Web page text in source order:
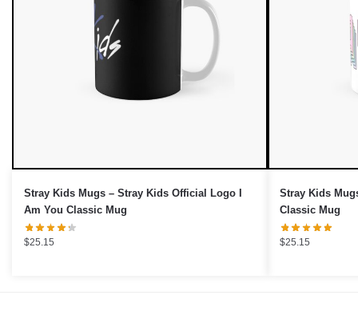
Stray Kids Mugs – Stray Kids Official Logo I
Am You Classic Mug
$25.15
Stray Kids
Classic Mug
$25.15